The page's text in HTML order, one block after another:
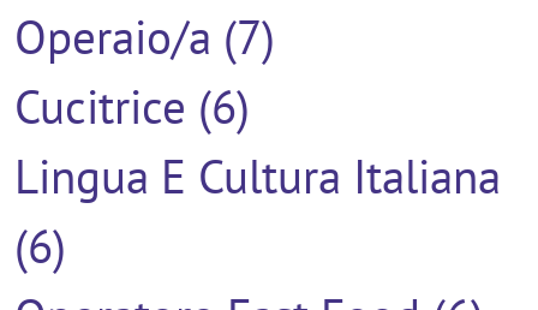
Operaio/a (7)
Cucitrice (6)
Lingua E Cultura Italiana
(6)